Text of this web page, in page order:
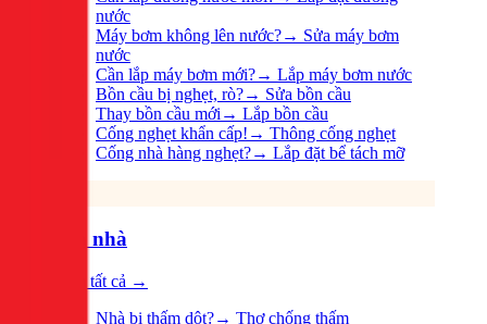
nước
Máy bơm không lên nước?→ Sửa máy bơm
nước
Cần lắp máy bơm mới?→ Lắp máy bơm nước
Bồn cầu bị nghẹt, rò?→ Sửa bồn cầu
Thay bồn cầu mới → Lắp bồn cầu
Cống nghẹt khẩn cấp! → Thông cống nghẹt
Cống nhà hàng nghẹt?→ Lắp đặt bể tách mỡ
Sửa nhà
Xem tất cả →
Nhà bị thấm dột?→ Thợ chống thấm